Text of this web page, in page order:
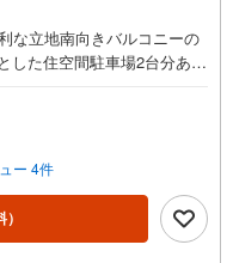
な立地南向きバルコニーの
した住空間駐車場2台分あり
す。人気物件には特に問い
お電話ください。「室
ご予約いただくとご見学
でお迎えに上がります。
◆住宅ローンはお任せくだ
ーがご質問にお答えいたし
ー 4件